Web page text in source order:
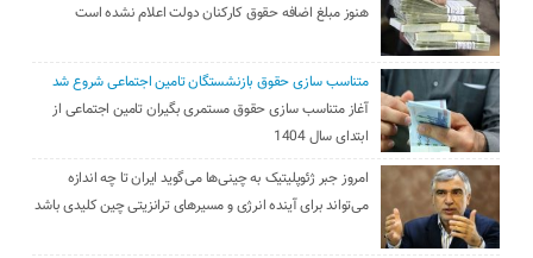
هنوز مبلغ اضافه حقوق کارکنان دولت اعلام نشده است
متناسب سازی حقوق بازنشستگان تامین اجتماعی شروع شد
آغاز متناسب سازی حقوق مستمری بگیران تامین اجتماعی از
ابتدای سال 1404
امروز جبر ژئوپلیتیک به چینی‌ها می‌گوید ایران تا چه اندازه
می‌تواند برای آینده انرژی و مسیرهای ترانزیتی چین کلیدی باشد